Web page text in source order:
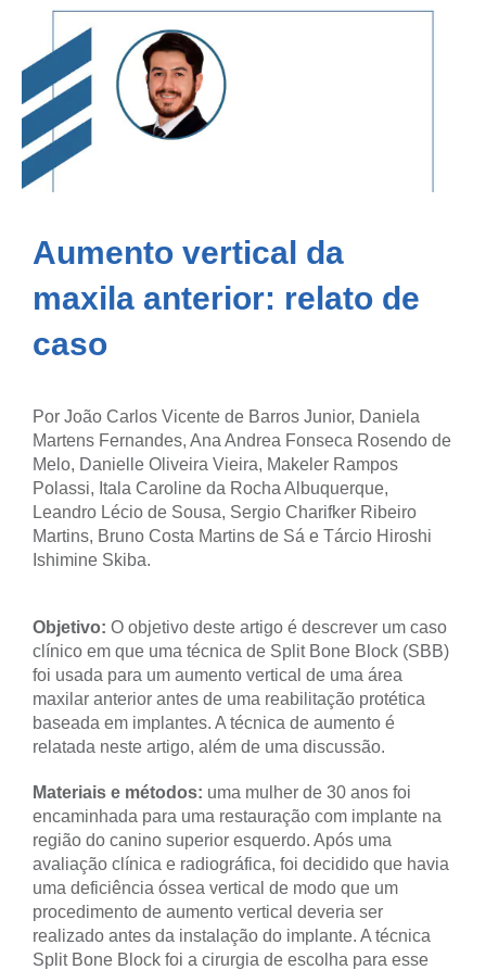
Aumento vertical da
maxila anterior: relato de
caso
Por João Carlos Vicente de Barros Junior, Daniela
Martens Fernandes, Ana Andrea Fonseca Rosendo de
Melo, Danielle Oliveira Vieira, Makeler Rampos
Polassi, Itala Caroline da Rocha Albuquerque,
Leandro Lécio de Sousa, Sergio Charifker Ribeiro
Martins, Bruno Costa Martins de Sá e Tárcio Hiroshi
Ishimine Skiba.
Objetivo: O objetivo deste artigo é descrever um caso
clínico em que uma técnica de Split Bone Block (SBB)
foi usada para um aumento vertical de uma área
maxilar anterior antes de uma reabilitação protética
baseada em implantes. A técnica de aumento é
relatada neste artigo, além de uma discussão.
Materiais e métodos: uma mulher de 30 anos foi
encaminhada para uma restauração com implante na
região do canino superior esquerdo. Após uma
avaliação clínica e radiográfica, foi decidido que havia
uma deficiência óssea vertical de modo que um
procedimento de aumento vertical deveria ser
realizado antes da instalação do implante. A técnica
Split Bone Block foi a cirurgia de escolha para esse